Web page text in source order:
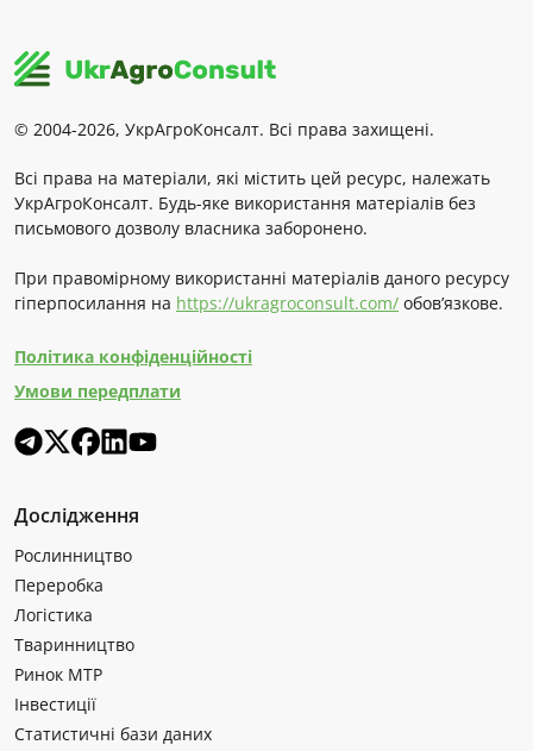
© 2004-2026, УкрАгроКонсалт. Всі права захищені.
Всі права на матеріали, які містить цей ресурс, належать
УкрАгроКонсалт. Будь-яке використання матеріалів без
письмового дозволу власника заборонено.
При правомірному використанні матеріалів даного ресурсу
гіперпосилання на https://ukragroconsult.com/ обов’язкове.
Політика конфіденційності
Умови передплати
Дослідження
Рослинництво
Переробка
Логістика
Тваринництво
Ринок МТР
Інвестиції
Статистичні бази даних